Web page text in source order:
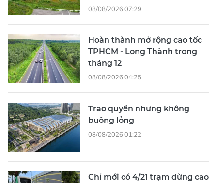
08/08/2026 07:29
Hoàn thành mở rộng cao tốc
TPHCM - Long Thành trong
tháng 12
08/08/2026 04:25
Trao quyền nhưng không
buông lỏng
08/08/2026 01:22
Chỉ mới có 4/21 trạm dừng cao